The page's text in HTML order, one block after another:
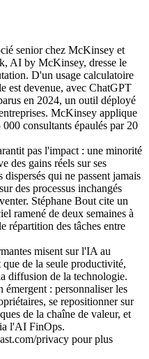
senior chez McKinsey et
AI by McKinsey, dresse le
D'un usage calculatoire
est devenue, avec ChatGPT
en 2024, un outil déployé
McKinsey applique
consultants épaulés par 20
pas l'impact : une minorité
des gains réels sur ses
dispersés qui ne passent jamais
des processus inchangés
Stéphane Bout cite un
ramené de deux semaines à
répartition des tâches entre
misent sur l'IA au
de la seule productivité,
diffusion de la technologie.
: personnaliser les
se repositionner sur
de la chaîne de valeur, et
l'AI FinOps.
privacy pour plus